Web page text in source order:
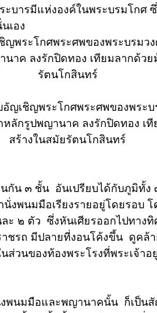
บารมีแห่งองค์ในพระบรมโกศ
เอง
ญพระโกศพระศพของพระบรมว
นาค ลงรักปิดทอง เทียมลากด้วย
รัตนโกสินทร์
อัญเชิญพระโกศพระศพของพระบ
หลักรูปพญานาค ลงรักปิดทอง เ
สร้างในสมัยรัตนโกสินทร์
กัน ๓ ชั้น อันเปรียบได้กับภูมิทั้ง
นั่งพนมมือเรียงรายอยู่โดยรอบ
ะ ๒ ตัว ซึ่งหันเศียรออกไปทาง
าชรถ มีปลายที่งอนโค้งขึ้น ดูคล้
ส่วนของท้องพระโรงที่พระเจ้าอ
งพนมมือและพญานาคนั้น ก็เป็น